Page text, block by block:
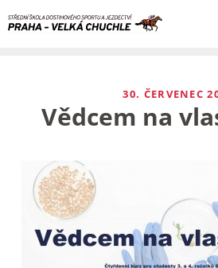
Vědcem na
30. ČERVENEC